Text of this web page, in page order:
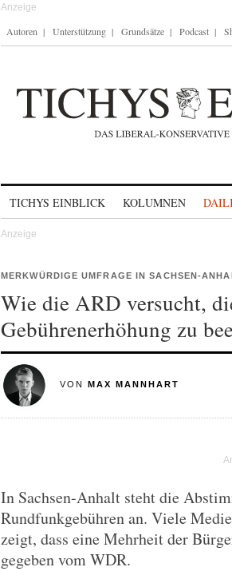
Autoren Unterstützung Grundsätze Podcast
TICHYS EINBLICK KOLUMNEN
MERKWÜRDIGE UMFRAGE IN SACHSEN-
Wie die ARD versucht,
Gebührenerhöhung zu
VON MAX MANNHART
In Sachsen-Anhalt steht die
Rundfunkgebühren an. Viele
zeigt, dass eine Mehrheit der
gegeben vom WDR.